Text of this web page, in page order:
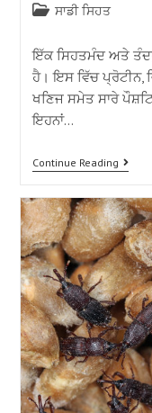
ਸਾਡੀ ਸਿਹਤ
ਇੱਕ ਸਿਹਤਮੰਦ ਅਤੇ
ਹੈ। ਇਸ ਵਿੱਚ ਪ੍ਰੋਟੀਨ,
ਖਣਿਜ ਸਮੇਤ ਸਾਰੇ
ਇਹਨਾਂ…
Continue Reading